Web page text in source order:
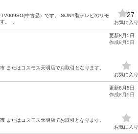
中古品）です。 SONY製テレビのリモ
。 ...
27
お気に入り
またはコスモス天明店でお取引となります。
更新8月5日
作成8月5日
お気に入り
またはコスモス天明店でお取引となります。
更新8月5日
作成8月5日
お気に入り